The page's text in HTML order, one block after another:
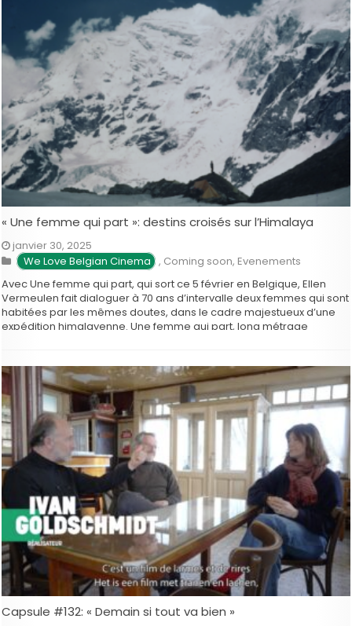
« Une femme qui part »: destins croisés sur l’Himalaya
janvier 30, 2025
We Love Belgian Cinema , Coming soon, Evenements
Avec Une femme qui part, qui sort ce 5 février en Belgique, Ellen
Vermeulen fait dialoguer à 70 ans d’intervalle deux femmes qui sont
habitées par les mêmes doutes, dans le cadre majestueux d’une
expédition himalayenne. Une femme qui part, long métrage
Capsule #132: « Demain si tout va bien »